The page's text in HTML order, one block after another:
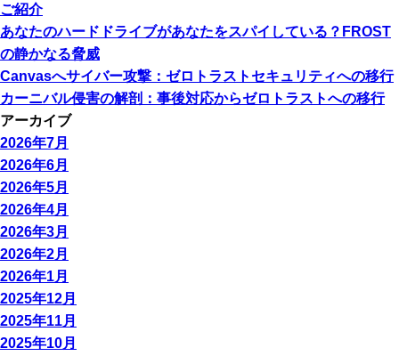
ご紹介
あなたのハードドライブがあなたをスパイしている？FROST
の静かなる脅威
Canvasへサイバー攻撃：ゼロトラストセキュリティへの移行
カーニバル侵害の解剖：事後対応からゼロトラストへの移行
アーカイブ
2026年7月
2026年6月
2026年5月
2026年4月
2026年3月
2026年2月
2026年1月
2025年12月
2025年11月
2025年10月